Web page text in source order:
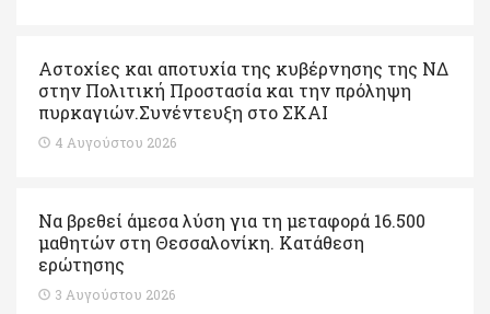
Αστοχίες και αποτυχία της κυβέρνησης της ΝΔ
στην Πολιτική Προστασία και την πρόληψη
πυρκαγιών.Συνέντευξη στο ΣΚΑΙ
4 Αυγούστου 2026
Να βρεθεί άμεσα λύση για τη μεταφορά 16.500
μαθητών στη Θεσσαλονίκη. Κατάθεση
ερώτησης
3 Αυγούστου 2026